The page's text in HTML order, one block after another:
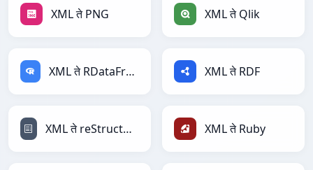
XML ते PNG XML ते Qlik
XML ते RDataFrame XML ते RDF
XML ते reStructuredText XML ते Ruby